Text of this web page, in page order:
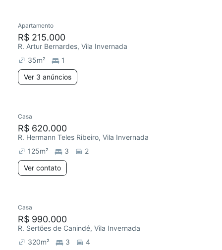
Apartamento
R$ 215.000
R. Artur Bernardes, Vila Invernada
35m²
1
Ver 3 anúncios
Casa
R$ 620.000
R. Hermann Teles Ribeiro, Vila Invernada
125m² 3
2
Ver contato
Casa
R$ 990.000
R. Sertões de Canindé, Vila Invernada
320m² 3
4